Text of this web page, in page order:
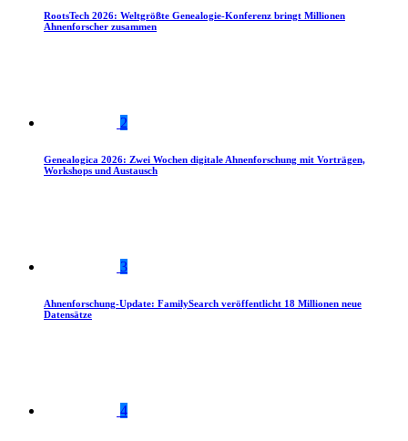
RootsTech 2026: Weltgrößte Genealogie-Konferenz bringt Millionen
Ahnenforscher zusammen
2
Genealogica 2026: Zwei Wochen digitale Ahnenforschung mit Vorträgen,
Workshops und Austausch
3
Ahnenforschung-Update: FamilySearch veröffentlicht 18 Millionen neue
Datensätze
4